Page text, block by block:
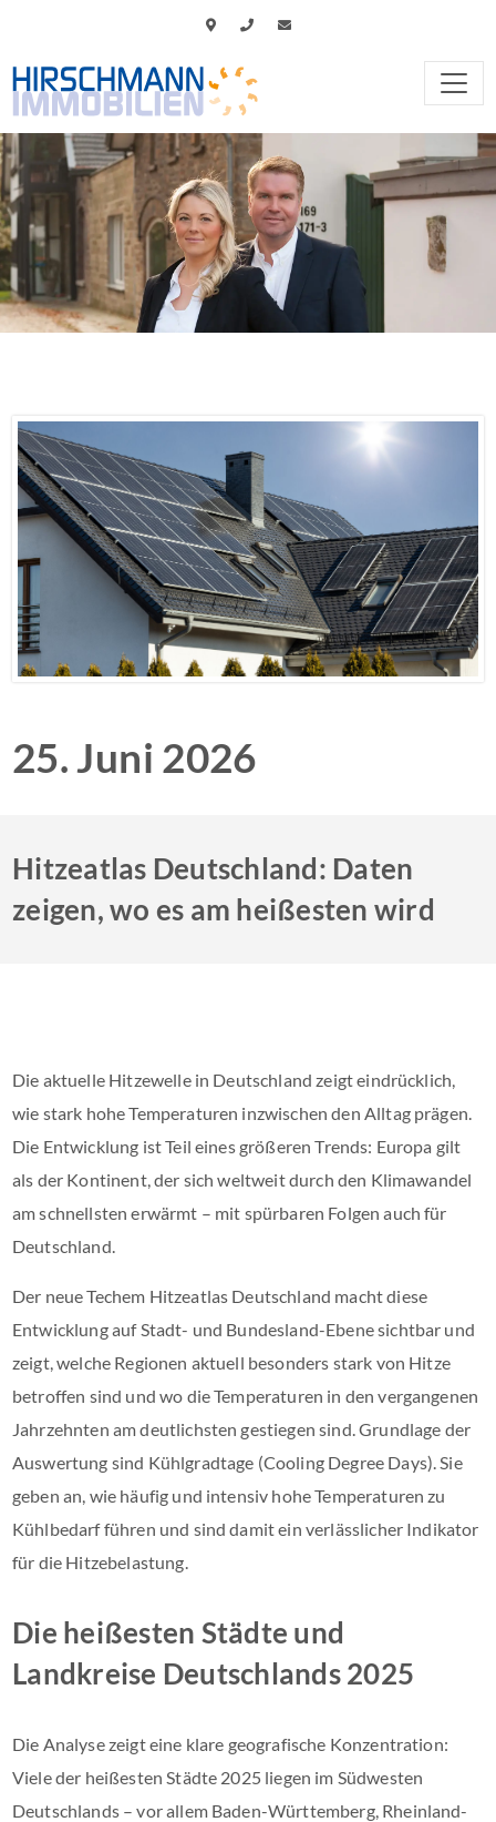
25. Juni 2026
Hitzeatlas Deutschland: Daten
zeigen, wo es am heißesten wird
Die aktuelle Hitzewelle in Deutschland zeigt eindrücklich,
wie stark hohe Temperaturen inzwischen den Alltag prägen.
Die Entwicklung ist Teil eines größeren Trends: Europa gilt
als der Kontinent, der sich weltweit durch den Klimawandel
am schnellsten erwärmt – mit spürbaren Folgen auch für
Deutschland.
Der neue Techem Hitzeatlas Deutschland macht diese
Entwicklung auf Stadt- und Bundesland-Ebene sichtbar und
zeigt, welche Regionen aktuell besonders stark von Hitze
betroffen sind und wo die Temperaturen in den vergangenen
Jahrzehnten am deutlichsten gestiegen sind. Grundlage der
Auswertung sind Kühlgradtage (Cooling Degree Days). Sie
geben an, wie häufig und intensiv hohe Temperaturen zu
Kühlbedarf führen und sind damit ein verlässlicher Indikator
für die Hitzebelastung.
Die heißesten Städte und
Landkreise Deutschlands 2025
Die Analyse zeigt eine klare geografische Konzentration:
Viele der heißesten Städte 2025 liegen im Südwesten
Deutschlands – vor allem Baden-Württemberg, Rheinland-